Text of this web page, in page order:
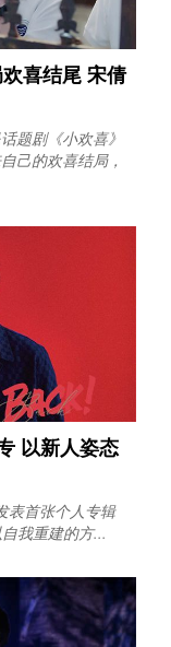
喜结尾 宋倩
题剧《小欢喜》
己的欢喜结局，
以新人姿态
表首张个人专辑
自我重建的方...